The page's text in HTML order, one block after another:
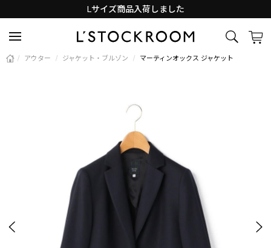
Lサイズ商品入荷しました
/ アウター / ジャケット・ブルゾン / マーティンオックス ジャケット